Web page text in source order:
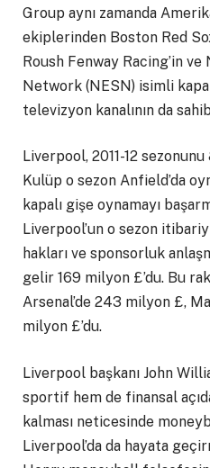
Group aynı zamanda
ekiplerinden Boston Red
Roush Fenway Racing’in
Network (NESN) isimli
televizyon kanalının da
Liverpool, 2011-12
Kulüp o sezon Anfield’da
kapalı gişe oynamayı
Liverpool’un o sezon
hakları ve sponsorluk
gelir 169 milyon £’du. Bu
Arsenal’de 243 milyon £,
milyon £’du.
Liverpool başkanı John
sportif hem de finansal
kalması neticesinde
Liverpool’da da hayata